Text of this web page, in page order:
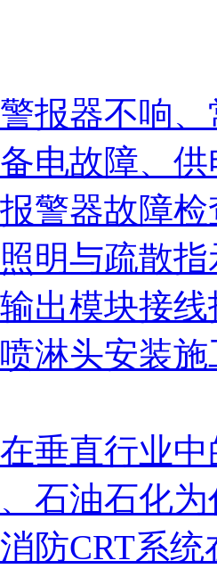
报器不响
电故障、
警器故障
明与疏散
出模块接
淋头安装
垂直行业
石油石化
防CRT系